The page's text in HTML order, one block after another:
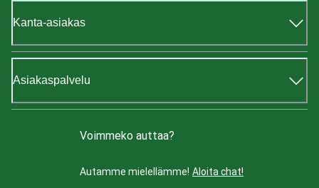
Kanta-asiakas
Asiakaspalvelu
Voimmeko auttaa?
Autamme mielellämme! Aloita chat!